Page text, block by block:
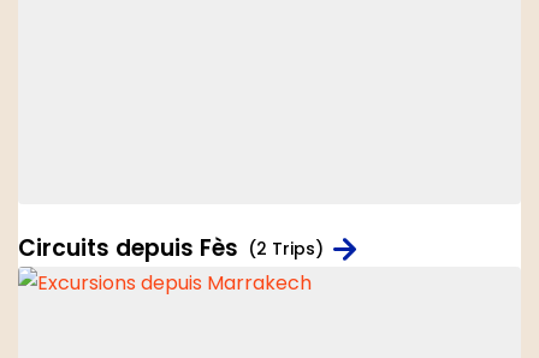
Circuits depuis Fès (2 Trips)